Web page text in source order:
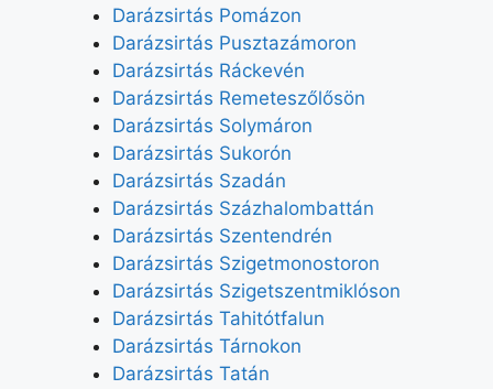
Darázsirtás Pomázon
Darázsirtás Pusztazámoron
Darázsirtás Ráckevén
Darázsirtás Remeteszőlősön
Darázsirtás Solymáron
Darázsirtás Sukorón
Darázsirtás Szadán
Darázsirtás Százhalombattán
Darázsirtás Szentendrén
Darázsirtás Szigetmonostoron
Darázsirtás Szigetszentmiklóson
Darázsirtás Tahitótfalun
Darázsirtás Tárnokon
Darázsirtás Tatán